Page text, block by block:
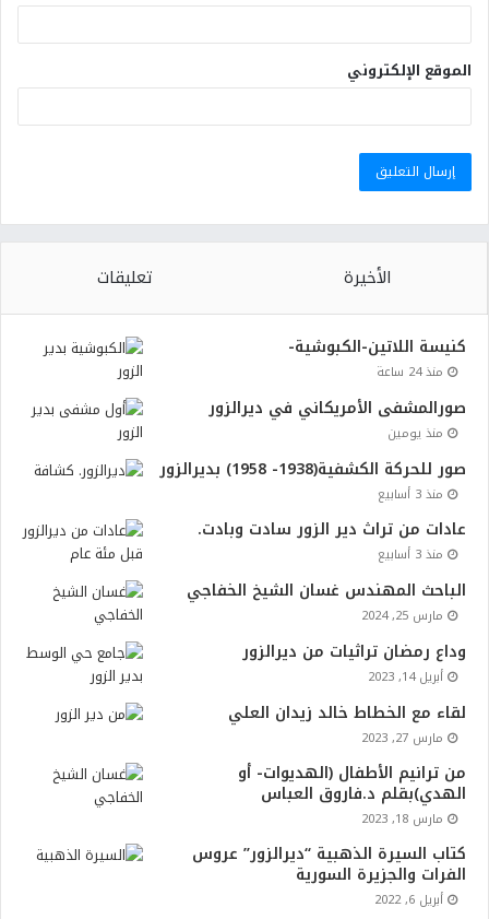
الموقع الإلكتروني
الأخيرة تعليقات
كنيسة اللاتين-الكبوشية-
منذ 24 ساعة
صورالمشفى الأمريكاني في ديرالزور
منذ يومين
صور للحركة الكشفية(1938- 1958) بديرالزور
منذ 3 أسابيع
عادات من تراث دير الزور سادت وبادت.
منذ 3 أسابيع
الباحث المهندس غسان الشيخ الخفاجي
مارس 25, 2024
وداع رمضان تراثيات من ديرالزور
أبريل 14, 2023
لقاء مع الخطاط خالد زيدان العلي
مارس 27, 2023
من ترانيم الأطفال (الهديوات- أو
الهدي)بقلم د.فاروق العباس
مارس 18, 2023
كتاب السيرة الذهبية “ديرالزور” عروس
الفرات والجزيرة السورية
أبريل 6, 2022